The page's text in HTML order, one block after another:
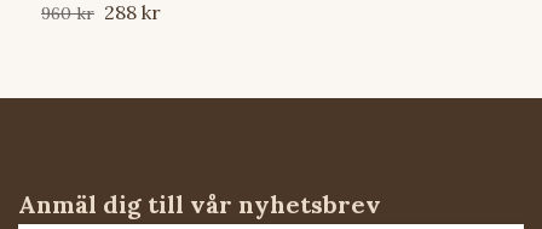
960 kr 288 kr
Anmäl dig till vår nyhetsbrev